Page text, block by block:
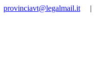
provinciavt@legalmail.it |